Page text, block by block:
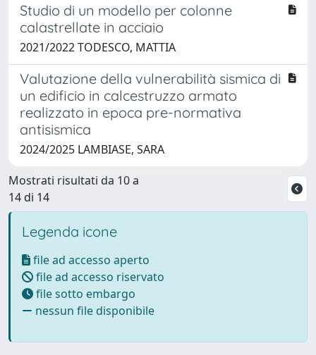
Studio di un modello per colonne
calastrellate in acciaio
2021/2022 TODESCO, MATTIA
Valutazione della vulnerabilità sismica di
un edificio in calcestruzzo armato
realizzato in epoca pre-normativa
antisismica
2024/2025 LAMBIASE, SARA
Mostrati risultati da 10 a
14 di 14
Legenda icone
file ad accesso aperto
file ad accesso riservato
file sotto embargo
nessun file disponibile